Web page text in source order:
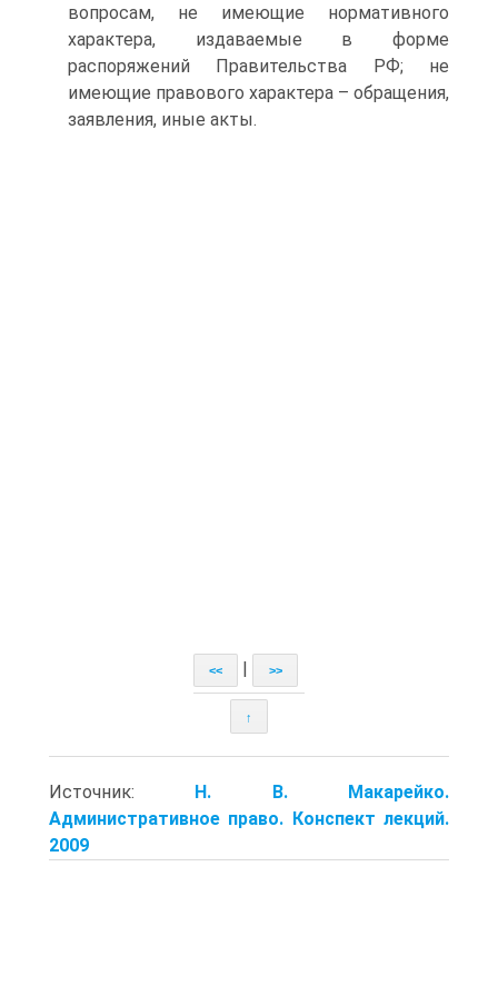
вопросам, не имеющие нормативного
характера, издаваемые в форме
распоряжений Правительства РФ; не
имеющие правового характера – обращения,
заявления, иные акты.
<< >>
↑
Источник: Н. В. Макарейко.
Административное право. Конспект лекций.
2009